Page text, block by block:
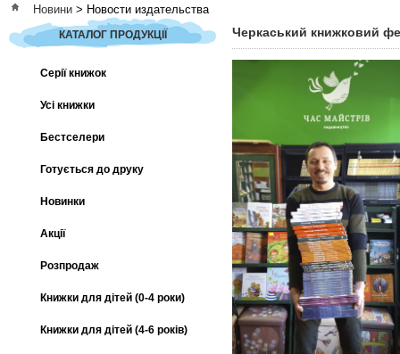
Новини > Новости издательства
КАТАЛОГ ПРОДУКЦІЇ
Серії книжок
Усі книжки
Бестселери
Готується до друку
Новинки
Акції
Розпродаж
Книжки для дітей (0-4 роки)
Книжки для дітей (4-6 років)
Черкаський книжковий